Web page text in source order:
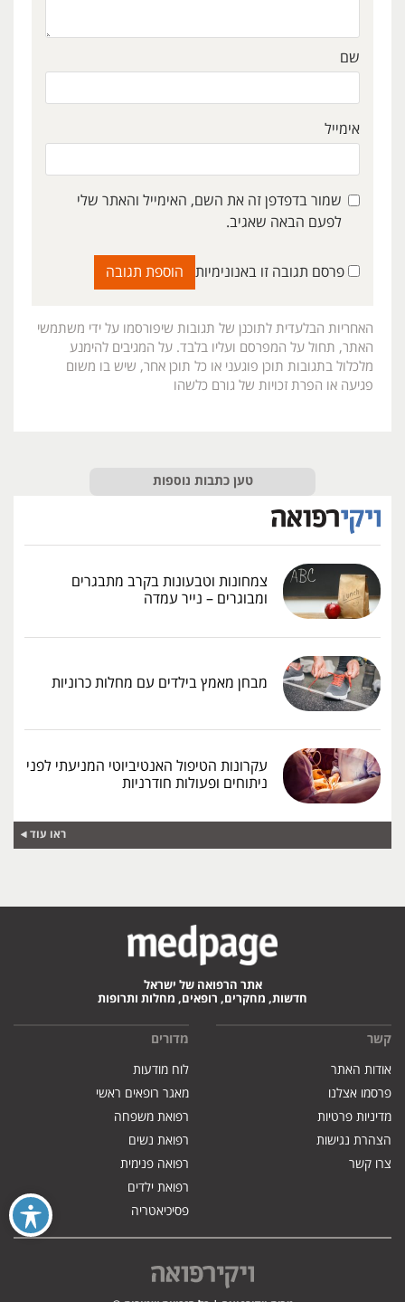
שם
אימייל
שמור בדפדפן זה את השם, האימייל והאתר שלי
לפעם הבאה שאגיב.
פרסם תגובה זו באנונימיות
האחריות הבלעדית לתוכנן של תגובות שיפורסמו על ידי משתמשי
האתר, תחול על המפרסם ועליו בלבד. על המגיבים להימנע
מלכלול בתגובות תוכן פוגעני או כל תוכן אחר, שיש בו משום
פגיעה או הפרת זכויות של גורם כלשהו
טען כתבות נוספות
צמחונות וטבעונות בקרב מתבגרים
ומבוגרים – נייר עמדה
מבחן מאמץ בילדים עם מחלות כרוניות
עקרונות הטיפול האנטיביוטי המניעתי לפני
ניתוחים ופעולות חודרניות
ראו עוד
אתר הרפואה של ישראל
חדשות, מחקרים, רופאים, מחלות ותרופות
קשר
אודות האתר
פרסמו אצלנו
מדיניות פרטיות
הצהרת נגישות
צרו קשר
מדורים
לוח מודעות
מאגר רופאים ראשי
רפואת משפחה
רפואת נשים
רפואה פנימית
רפואת ילדים
פסיכיאטריה